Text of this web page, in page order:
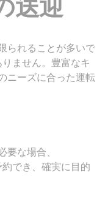
送迎
られることが多いで
ません。豊富なキ
ニーズに合った運転
な場合、
でき、確実に目的